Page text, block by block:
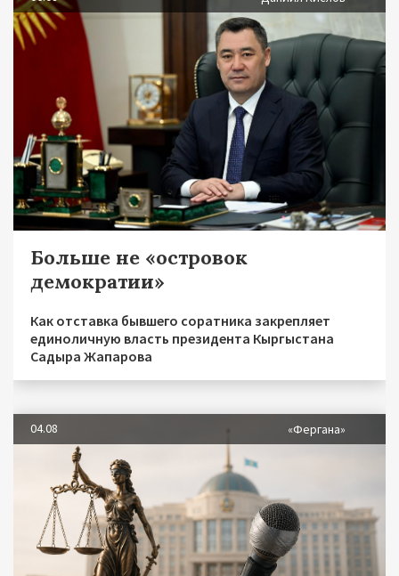
Больше не «островок
демократии»
Как отставка бывшего соратника закрепляет
единоличную власть президента Кыргыстана
Садыра Жапарова
04.08 «Фергана»